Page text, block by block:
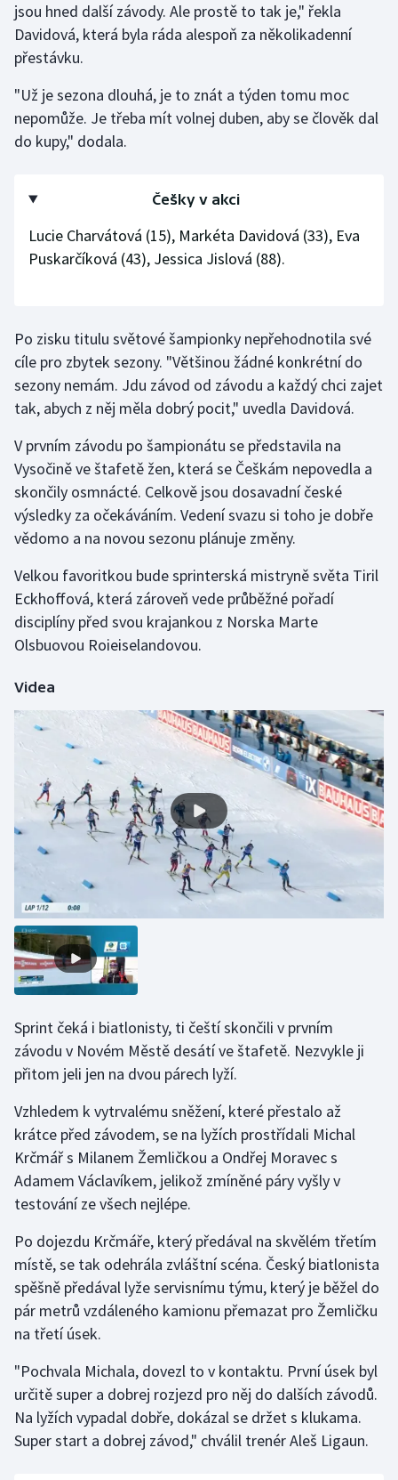
Jezdectví
Judo
Krasobruslení
Lezení
Moderní pětiboj
Motorsport
Parasport
Plavání
Plážový volejbal
Ragby
Rychlobruslení
Rychlostní kanoistika
Short track
Sportovní střelba
Stolní tenis
Triatlon
Veslování
Vodní slalom
Ostatní
jsou hned další závody. Ale prostě to tak je," řekla
Davidová, která byla ráda alespoň za několikadenní
přestávku.
"Už je sezona dlouhá, je to znát a týden tomu moc
nepomůže. Je třeba mít volnej duben, aby se člověk dal
do kupy," dodala.
Češky v akci
Lucie Charvátová (15), Markéta Davidová (33), Eva
Puskarčíková (43), Jessica Jislová (88).
Po zisku titulu světové šampionky nepřehodnotila své
cíle pro zbytek sezony. "Většinou žádné konkrétní do
sezony nemám. Jdu závod od závodu a každý chci zajet
tak, abych z něj měla dobrý pocit," uvedla Davidová.
V prvním závodu po šampionátu se představila na
Vysočině ve štafetě žen, která se Češkám nepovedla a
skončily osmnácté. Celkově jsou dosavadní české
výsledky za očekáváním. Vedení svazu si toho je dobře
vědomo a na novou sezonu plánuje změny.
Velkou favoritkou bude sprinterská mistryně světa Tiril
Eckhoffová, která zároveň vede průběžné pořadí
disciplíny před svou krajankou z Norska Marte
Olsbuovou Roieiselandovou.
Videa
Sprint čeká i biatlonisty, ti čeští skončili v prvním
závodu v Novém Městě desátí ve štafetě. Nezvykle ji
přitom jeli jen na dvou párech lyží.
Vzhledem k vytrvalému sněžení, které přestalo až
krátce před závodem, se na lyžích prostřídali Michal
Krčmář s Milanem Žemličkou a Ondřej Moravec s
Adamem Václavíkem, jelikož zmíněné páry vyšly v
testování ze všech nejlépe.
Po dojezdu Krčmáře, který předával na skvělém třetím
místě, se tak odehrála zvláštní scéna. Český biatlonista
spěšně předával lyže servisnímu týmu, který je běžel do
pár metrů vzdáleného kamionu přemazat pro Žemličku
na třetí úsek.
"Pochvala Michala, dovezl to v kontaktu. První úsek byl
určitě super a dobrej rozjezd pro něj do dalších závodů.
Na lyžích vypadal dobře, dokázal se držet s klukama.
Super start a dobrej závod," chválil trenér Aleš Ligaun.